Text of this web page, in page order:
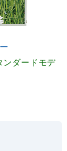
ンダードモデ